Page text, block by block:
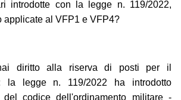
introdotte con la legge n. 119/2022,
applicate al VFP1 e VFP4?
diritto alla riserva di posti per il
la legge n. 119/2022 ha introdotto
codice dell'ordinamento militare -